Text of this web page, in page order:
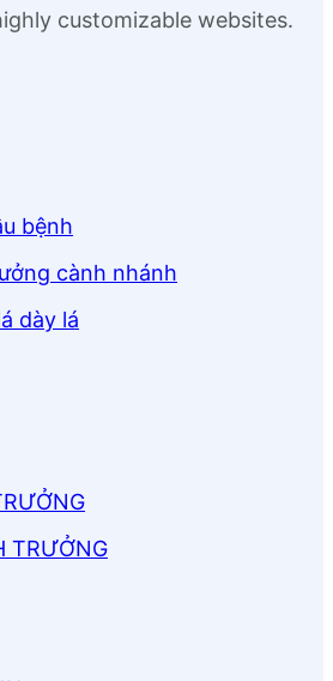
customizable websites.
bệnh
cành nhánh
dày lá
TRƯỞNG